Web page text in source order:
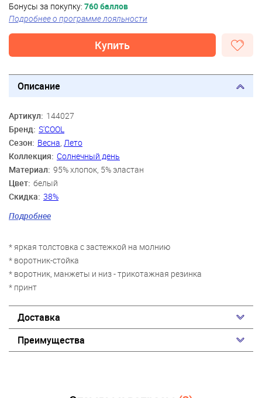
Бонусы за покупку: 760 баллов
Подробнее о программе лояльности
Купить
Описание
Артикул: 144027
Бренд: S'COOL
Сезон: Весна, Лето
Коллекция: Солнечный день
Материал: 95% хлопок, 5% эластан
Цвет: белый
Скидка: 38%
Девочки
Возраст: 9 лет, 10 лет, 11 лет, 12 лет, 13 лет, 14 лет
Подробнее
* яркая толстовка с застежкой на молнию
* воротник-стойка
* воротник, манжеты и низ - трикотажная резинка
* принт
Доставка
Преимущества